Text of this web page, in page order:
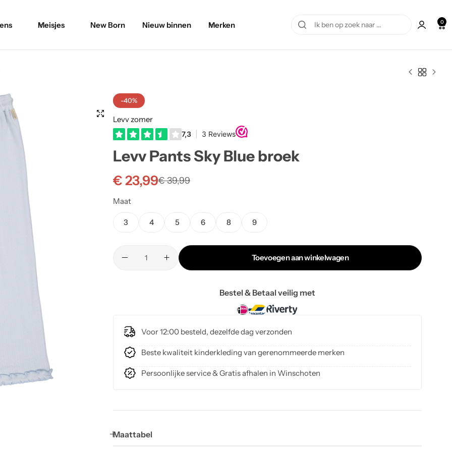
Meisjes New Born Nieuw binnen Merken 0
-40%
Levv zomer
Levv Pants Sky Blue broek
€39,99
€23,99
Maat
3 4 5 6 8 9
Toevoegen aan winkelwagen
Bestel & Betaal veilig met
Voor 12:00 besteld, dezelfde dag verzonden
Beste kwaliteit kinderkleding van gerenommeerde merken
Persoonlijke service & Gratis afhalen in Winschoten
Maattabel